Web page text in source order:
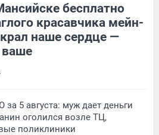
бесплатно
красавчика мейн-
наше сердце —
ваше
5 августа: муж дает деньги
оголился возле ТЦ,
поликлиники